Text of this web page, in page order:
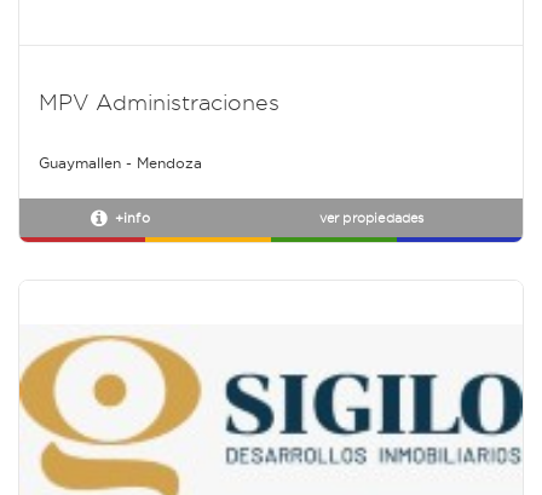
MPV Administraciones
Guaymallen - Mendoza
+info ver propiedades